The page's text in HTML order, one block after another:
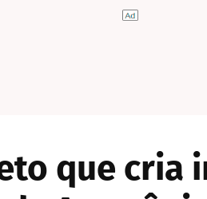
que cria